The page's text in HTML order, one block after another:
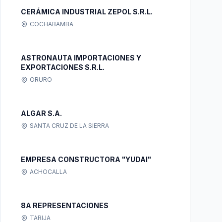
CERÁMICA INDUSTRIAL ZEPOL S.R.L.
COCHABAMBA
ASTRONAUTA IMPORTACIONES Y
EXPORTACIONES S.R.L.
ORURO
ALGAR S.A.
SANTA CRUZ DE LA SIERRA
EMPRESA CONSTRUCTORA "YUDAI"
ACHOCALLA
8A REPRESENTACIONES
TARIJA